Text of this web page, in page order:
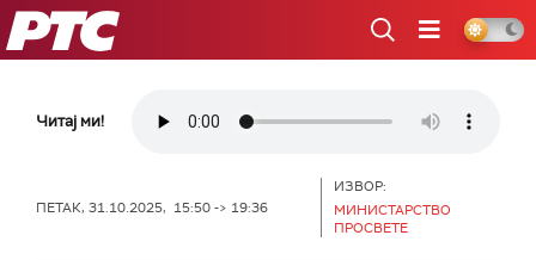
РТС
Читај ми!
ПЕТАК, 31.10.2025, 15:50 -> 19:36
ИЗВОР:
МИНИСТАРСТВО
ПРОСВЕТЕ